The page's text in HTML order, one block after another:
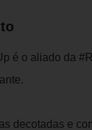
é o aliado da
decotadas e